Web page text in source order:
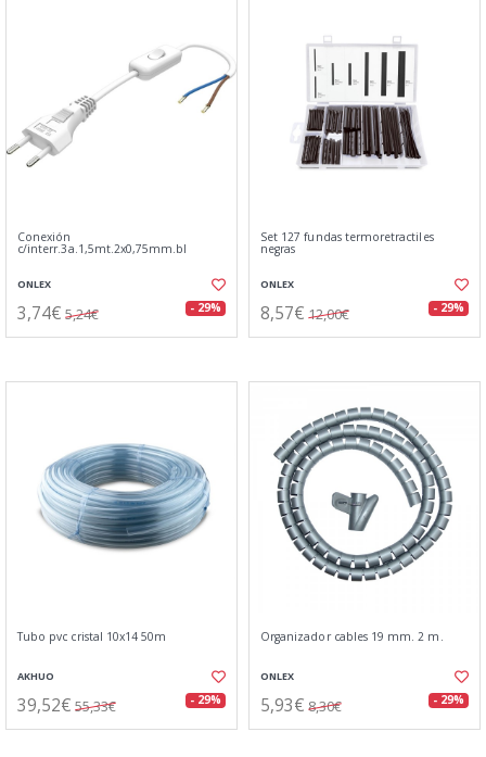
Conexión
c/interr.3a.1,5mt.2x0,75mm.bl
ONLEX
3,74€ 5,24€ - 29%
Set 127 fundas termoretractiles
negras
ONLEX
8,57€ 12,00€ - 29%
Tubo pvc cristal 10x14 50m
AKHUO
39,52€ 55,33€ - 29%
Organizador cables 19 mm. 2 m.
ONLEX
5,93€ 8,30€ - 29%